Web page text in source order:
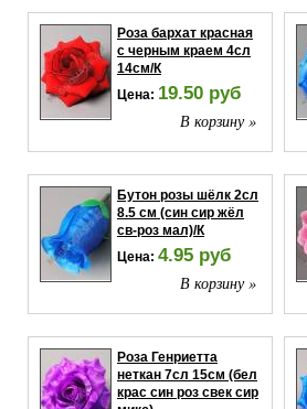
Роза бархат красная
с черным краем 4сл
14см/К
Цена: 19.50 руб
В корзину »
Бутон розы шёлк 2сл
8.5 см (син сир жёл
св-роз мал)/К
Цена: 4.95 руб
В корзину »
Роза Генриетта
неткан 7сл 15см (бел
крас син роз свек сир